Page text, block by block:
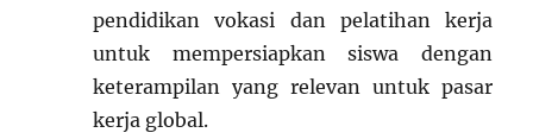
pendidikan vokasi dan pelatihan kerja
untuk mempersiapkan siswa dengan
keterampilan yang relevan untuk pasar
kerja global.